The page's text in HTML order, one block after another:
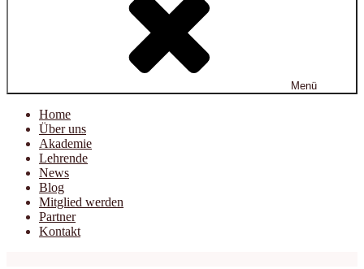
Menü
Home
Über uns
Akademie
Lehrende
News
Blog
Mitglied werden
Partner
Kontakt